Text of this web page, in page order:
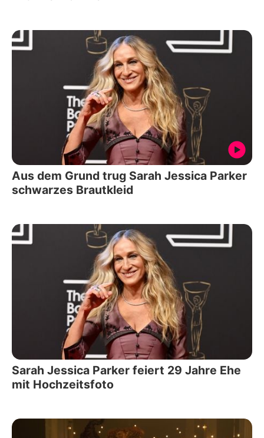
Aus dem Grund trug Sarah Jessica Parker
schwarzes Brautkleid
Sarah Jessica Parker feiert 29 Jahre Ehe
mit Hochzeitsfoto